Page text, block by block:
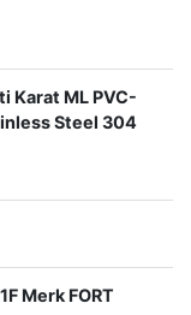
Karat ML PVC-
Steel 304
Merk FORT